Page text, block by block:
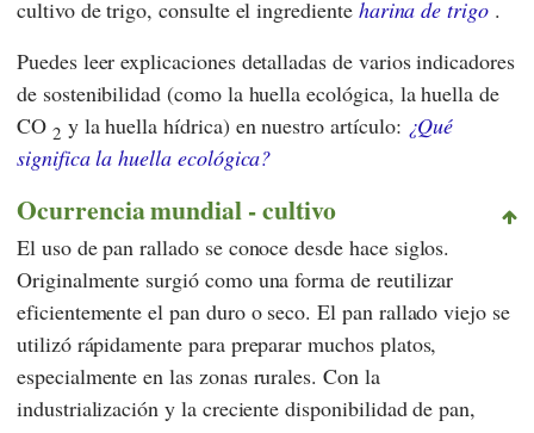
cultivo de trigo, consulte el ingrediente harina de trigo.
Puedes leer explicaciones detalladas de varios indicadores
de sostenibilidad (como la huella ecológica, la huella de
CO 2 y la huella hídrica) en nuestro artículo: ¿Qué
significa la huella ecológica?
Ocurrencia mundial - cultivo
El uso de pan rallado se conoce desde hace siglos.
Originalmente surgió como una forma de reutilizar
eficientemente el pan duro o seco. El pan rallado viejo se
utilizó rápidamente para preparar muchos platos,
especialmente en las zonas rurales. Con la
industrialización y la creciente disponibilidad de pan,